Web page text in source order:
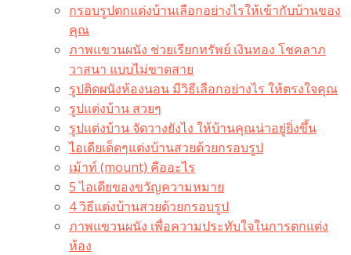
กรอบรูปตกแต่งบ้านเลือกอย่างไรให้เข้ากับบ้านของ
คุณ
ภาพแขวนผนัง ช่วยเรียกทรัพย์ เงินทอง โชคลาภ
วาสนา แบบไม่ขาดสาย
รูปติดผนังห้องนอน มีวิธีเลือกอย่างไร ให้ตรงใจคุณ
รูปแต่งบ้าน สวยๆ
รูปแต่งบ้าน จัดวางยังไง ให้บ้านคุณน่าอยู่ยิ่งขึ้น
ไอเดียเด็ดๆแต่งบ้านสวยด้วยกรอบรูป
เม้าท์ (mount) คืออะไร​
5 ไอเดียของขวัญความหมาย
4 วิธีแต่งบ้านสวยด้วยกรอบรูป
ภาพแขวนผนัง เพื่อความประทับใจในการตกแต่ง
ห้อง